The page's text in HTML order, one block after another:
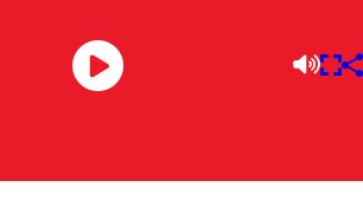
Descarga la APP